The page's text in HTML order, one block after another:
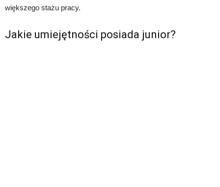
większego stażu pracy.
Jakie umiejętności posiada junior?